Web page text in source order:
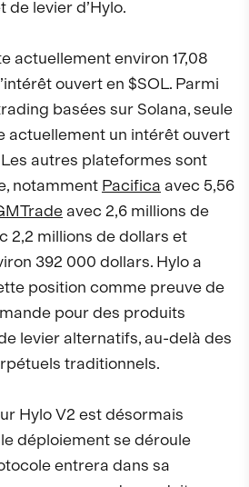
levier d’Hylo.
actuellement environ 17,08
ouvert en $SOL. Parmi
basées sur Solana, seule
actuellement un intérêt ouvert
autres plateformes sont
notamment Pacifica avec 5,56
avec 2,6 millions de
2,2 millions de dollars et
392 000 dollars. Hylo a
position comme preuve de
pour des produits
levier alternatifs, au-delà des
traditionnels.
Hylo V2 est désormais
déploiement se déroule
entrera dans sa